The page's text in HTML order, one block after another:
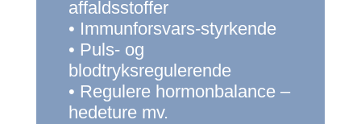
affaldsstoffer
• Immunforsvars-styrkende
• Puls- og
blodtryksregulerende
• Regulere hormonbalance –
hedeture mv.